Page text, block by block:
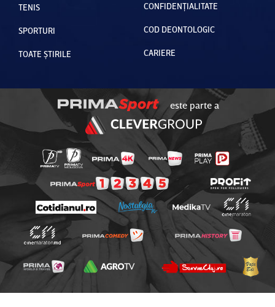
TENIS
SPORTURI
TOATE ȘTIRILE
CONFIDENȚIALITATE
COD DEONTOLOGIC
CARIERE
este parte a